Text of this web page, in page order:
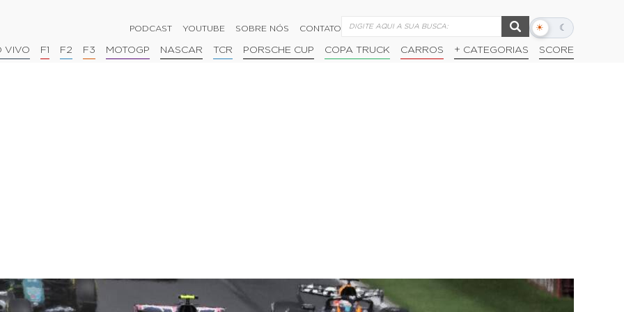
PODCAST YOUTUBE SOBRE NÓS CONTATO ☀ ☾
Alternar
escuro
VIVO F1 F2 F3 MOTOGP NASCAR TCR PORSCHE CUP COPA TRUCK CARROS + CATEGORIAS SCORE